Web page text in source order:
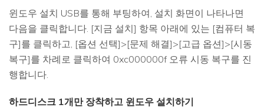
윈도우 설치 USB를 통해 부팅하여, 설치 화면이 나타나면
다음을 클릭합니다. [지금 설치] 항목 아래에 있는 [컴퓨터 복
구]를 클릭하고, [옵션 선택]>[문제 해결]>[고급 옵션]>[시동
복구]를 차례로 클릭하여 0xc000000f 오류 시동 복구를 진
행합니다.
하드디스크 1개만 장착하고 윈도우 설치하기